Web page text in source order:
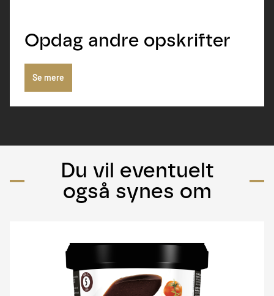
Opdag andre opskrifter
Se mere
Du vil eventuelt
også synes om